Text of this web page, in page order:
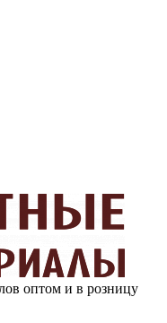
оптом и в розницу